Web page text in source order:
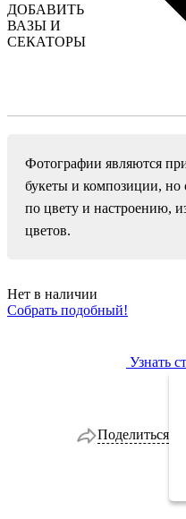
ДОБАВИТЬ
ВАЗЫ И
СЕКАТОРЫ
Фотографии являются
букеты и композиции,
по цвету и настроению,
цветов.
Нет в наличии
Собрать подобный!
Узнать
Поделиться